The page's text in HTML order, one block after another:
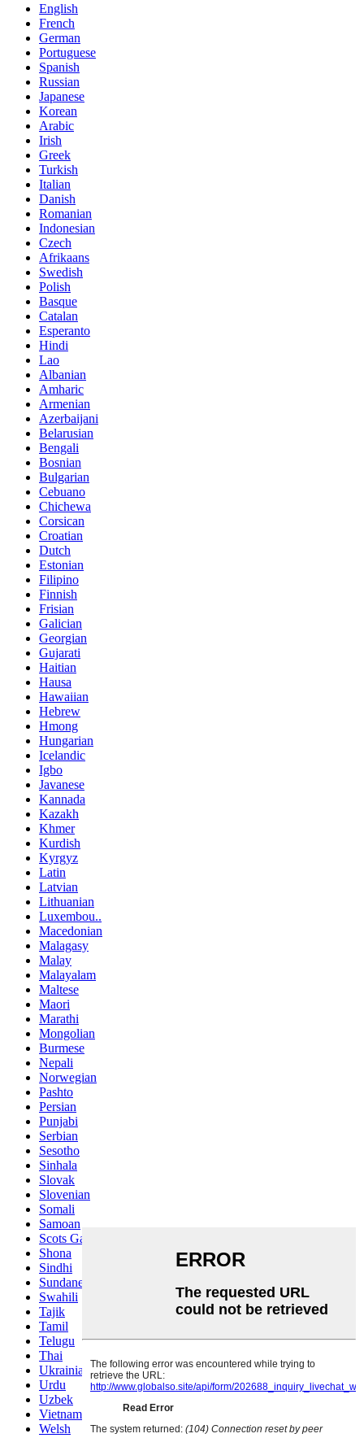
English
French
German
Portuguese
Spanish
Russian
Japanese
Korean
Arabic
Irish
Greek
Turkish
Italian
Danish
Romanian
Indonesian
Czech
Afrikaans
Swedish
Polish
Basque
Catalan
Esperanto
Hindi
Lao
Albanian
Amharic
Armenian
Azerbaijani
Belarusian
Bengali
Bosnian
Bulgarian
Cebuano
Chichewa
Corsican
Croatian
Dutch
Estonian
Filipino
Finnish
Frisian
Galician
Georgian
Gujarati
Haitian
Hausa
Hawaiian
Hebrew
Hmong
Hungarian
Icelandic
Igbo
Javanese
Kannada
Kazakh
Khmer
Kurdish
Kyrgyz
Latin
Latvian
Lithuanian
Luxembou..
Macedonian
Malagasy
Malay
Malayalam
Maltese
Maori
Marathi
Mongolian
Burmese
Nepali
Norwegian
Pashto
Persian
Punjabi
Serbian
Sesotho
Sinhala
Slovak
Slovenian
Somali
Samoan
Scots Gaelic
Shona
Sindhi
Sundanese
Swahili
Tajik
Tamil
Telugu
Thai
Ukrainian
Urdu
Uzbek
Vietnamese
Welsh